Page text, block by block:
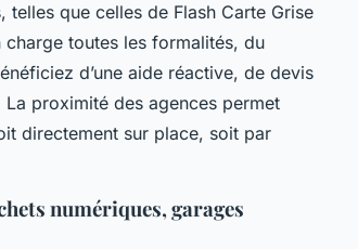
que celles de Flash Carte Grise
toutes les formalités, du
d’une aide réactive, de devis
proximité des agences permet
directement sur place, soit par
numériques, garages